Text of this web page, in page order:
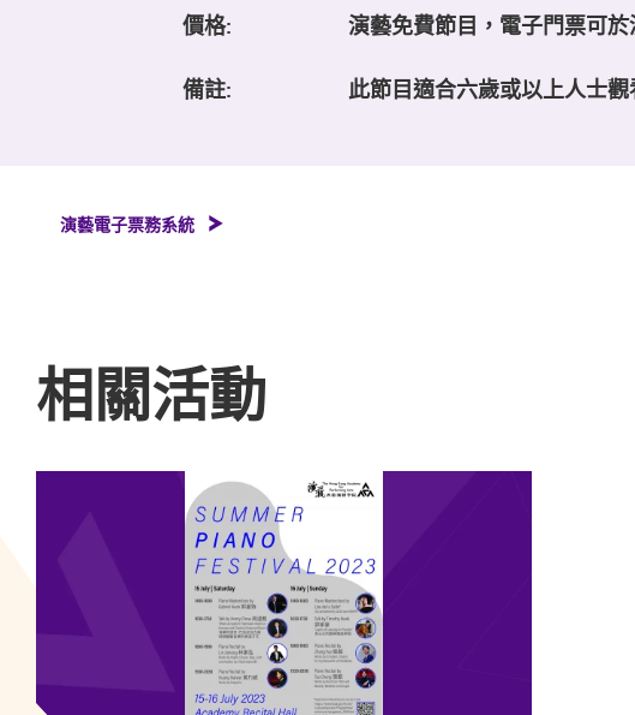
價格: 演藝免費節目，電子門票可
備註: 此節目適合六歲或以上人士
演藝電子票務系統
相關活動